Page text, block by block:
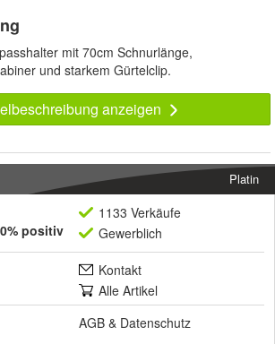
mit 70cm Schnurlänge,
und starkem Gürtelclip.
anzeigen
Platin
positiv
1133 Verkäufe
Gewerblich
Kontakt
Alle Artikel
AGB & Datenschutz